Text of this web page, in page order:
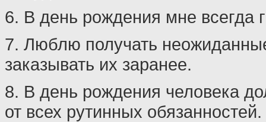
6. В день рождения мне всегда
7. Люблю получать
заказывать их заранее.
8. В день рождения человека
от всех рутинных обязанностей.